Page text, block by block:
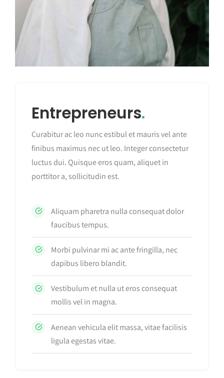
Entrepreneurs.
Curabitur ac leo nunc estibul et mauris vel ante
finibus maximus nec ut leo. Integer consectetur
luctus dui. Quisque eros quam, aliquet in
porttitor a, sollicitudin est.
Aliquam pharetra nulla consequat dolor
faucibus tempus.
Morbi pulvinar mi ac ante fringilla, nec
dapibus libero blandit.
Vestibulum et nulla ut eros consequat
mollis vel in magna.
Aenean vehicula elit massa, vitae facilisis
ligula egestas vitae.